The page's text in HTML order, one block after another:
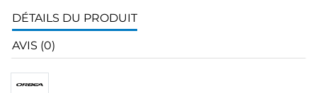
DÉTAILS DU PRODUIT
AVIS (0)